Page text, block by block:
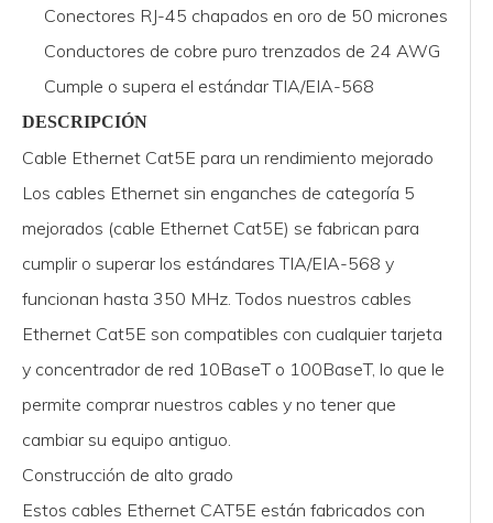
Conectores RJ-45 chapados en oro de 50 micrones
Conductores de cobre puro trenzados de 24 AWG
Cumple o supera el estándar TIA/EIA-568
DESCRIPCIÓN
Cable Ethernet Cat5E para un rendimiento mejorado
Los cables Ethernet sin enganches de categoría 5
mejorados (cable Ethernet Cat5E) se fabrican para
cumplir o superar los estándares TIA/EIA-568 y
funcionan hasta 350 MHz. Todos nuestros cables
Ethernet Cat5E son compatibles con cualquier tarjeta
y concentrador de red 10BaseT o 100BaseT, lo que le
permite comprar nuestros cables y no tener que
cambiar su equipo antiguo.
Construcción de alto grado
Estos cables Ethernet CAT5E están fabricados con